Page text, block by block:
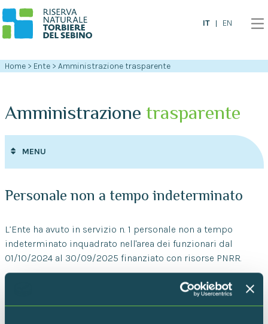
IT EN
Home > Ente > Amministrazione trasparente
Amministrazione trasparente
MENU
Personale non a tempo indeterminato
L’Ente ha avuto in servizio n. 1 personale non a tempo
indeterminato inquadrato nell'area dei funzionari dal
01/10/2024 al 30/09/2025 finanziato con risorse PNRR.